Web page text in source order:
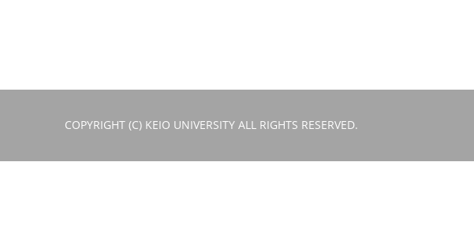
COPYRIGHT (C) KEIO UNIVERSITY ALL RIGHTS RESERVED.